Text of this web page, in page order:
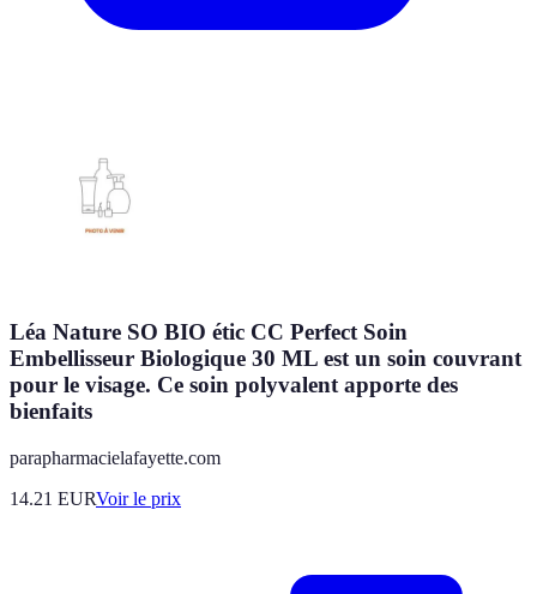
Léa Nature SO BIO étic CC Perfect Soin
Embellisseur Biologique 30 ML est un soin couvrant
pour le visage. Ce soin polyvalent apporte des
bienfaits
parapharmacielafayette.com
14.21 EURVoir le prix